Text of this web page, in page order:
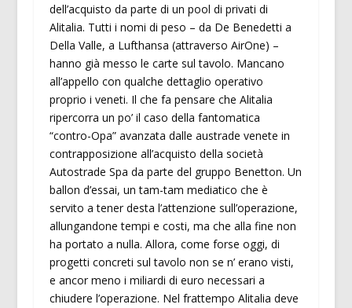
dell’acquisto da parte di un pool di privati di
Alitalia. Tutti i nomi di peso – da De Benedetti a
Della Valle, a Lufthansa (attraverso AirOne) –
hanno già messo le carte sul tavolo. Mancano
all’appello con qualche dettaglio operativo
proprio i veneti. Il che fa pensare che Alitalia
ripercorra un po’ il caso della fantomatica
“contro-Opa” avanzata dalle austrade venete in
contrapposizione all’acquisto della società
Autostrade Spa da parte del gruppo Benetton. Un
ballon d’essai, un tam-tam mediatico che è
servito a tener desta l’attenzione sull’operazione,
allungandone tempi e costi, ma che alla fine non
ha portato a nulla. Allora, come forse oggi, di
progetti concreti sul tavolo non se n’ erano visti,
e ancor meno i miliardi di euro necessari a
chiudere l’operazione. Nel frattempo Alitalia deve